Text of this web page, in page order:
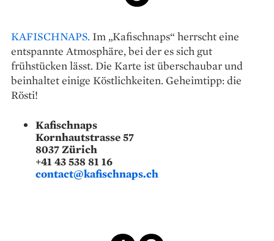
KAFISCHNAPS. Im „Kafischnaps“ herrscht eine
entspannte Atmosphäre, bei der es sich gut
frühstücken lässt. Die Karte ist überschaubar und
beinhaltet einige Köstlich­keiten. Geheimtipp: die
Rösti!
Kafischnaps
Kornhautstrasse 57
8037 Zürich
+41 43 538 81 16
contact@kafischnaps.ch